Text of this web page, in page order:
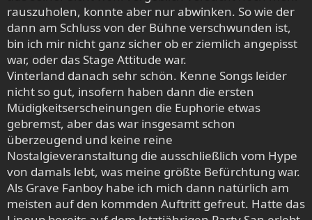
rauszuholen, konnte aber nur abwinken. So wie der
dann am Schluss von der Bühne verschwunden ist,
bin ich mir nicht ganz sicher ob er ziemlich angepisst
war, oder das Stage Attitude war.
Vinterland danach sehr schön. Kenne Songs leider
nicht so gut, insofern haben dann die ersten
Müdigkeitserscheinungen die Euphorie etwas
gebremst, aber das war insgesamt schon
überzeugend und keine reine
Nostalgieveranstaltung die ausschließlich vom Hype
von damals lebt, was meine größte Befürchtung war.
Als Grave Fanboy habe ich mich dann natürlich am
meisten auf den kommden Auftritt gefreut. Hatte das